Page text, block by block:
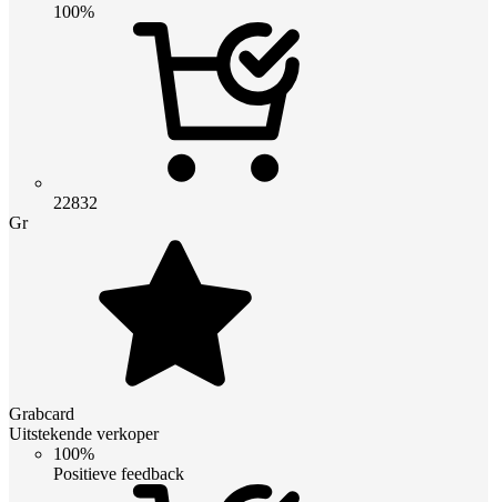
100%
22832
Gr
Grabcard
Uitstekende verkoper
100%
Positieve feedback